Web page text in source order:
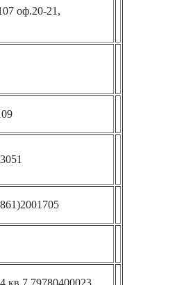
оф.20-21,